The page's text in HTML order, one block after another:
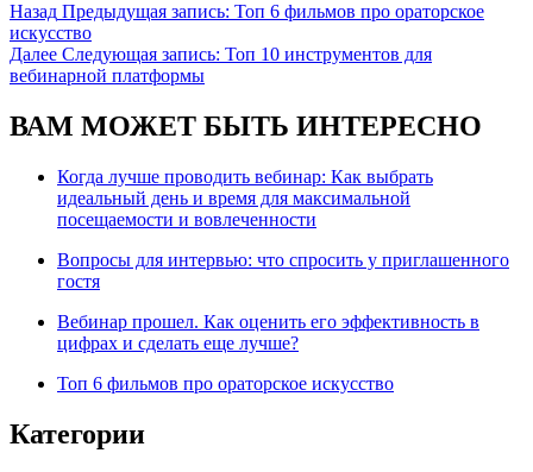
Назад Предыдущая запись: Топ 6 фильмов про ораторское
искусство
Далее Следующая запись: Топ 10 инструментов для
вебинарной платформы
ВАМ МОЖЕТ БЫТЬ ИНТЕРЕСНО
Когда лучше проводить вебинар: Как выбрать
идеальный день и время для максимальной
посещаемости и вовлеченности
Вопросы для интервью: что спросить у приглашенного
гостя
Вебинар прошел. Как оценить его эффективность в
цифрах и сделать еще лучше?
Топ 6 фильмов про ораторское искусство
Категории